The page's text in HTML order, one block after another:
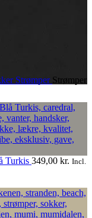
Strømper Strømper
Turkis 349,00 kr. Incl.